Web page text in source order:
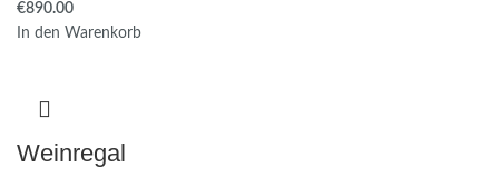
€
In den Warenkorb
Weinregal